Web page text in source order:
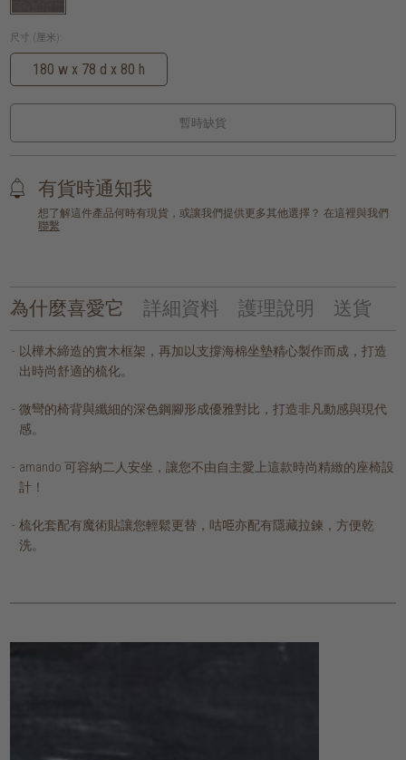
尺寸 (厘米):
180 w x 78 d x 80 h
暫時缺貨
有貨時通知我
想了解這件產品何時有現貨，或讓我們提供更多其他選擇？ 在這裡與我們
聯繫
為什麼喜愛它 詳細資料 護理說明 送貨
以樺木締造的實木框架，再加以支撐海棉坐墊精心製作而成，打造
出時尚舒適的梳化。
微彎的椅背與纖細的深色鋼腳形成優雅對比，打造非凡動感與現代
感。
amando 可容納二人安坐，讓您不由自主愛上這款時尚精緻的座椅設
計！
梳化套配有魔術貼讓您輕鬆更替，咕𠱸亦配有隱藏拉鍊，方便乾
洗。